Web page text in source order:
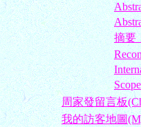
摘要
周家發留言板
我的訪客地圖